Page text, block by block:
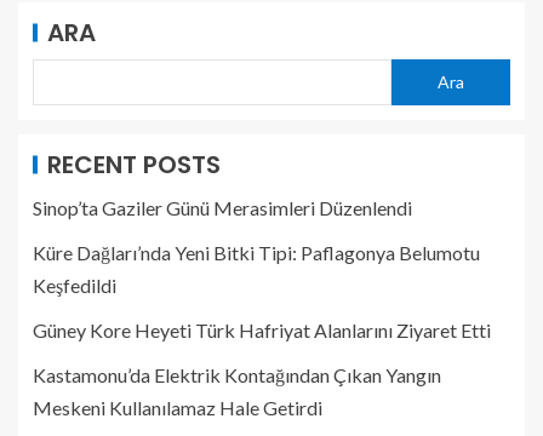
ARA
Ara
RECENT POSTS
Sinop’ta Gaziler Günü Merasimleri Düzenlendi
Küre Dağları’nda Yeni Bitki Tipi: Paflagonya Belumotu
Keşfedildi
Güney Kore Heyeti Türk Hafriyat Alanlarını Ziyaret Etti
Kastamonu’da Elektrik Kontağından Çıkan Yangın
Meskeni Kullanılamaz Hale Getirdi